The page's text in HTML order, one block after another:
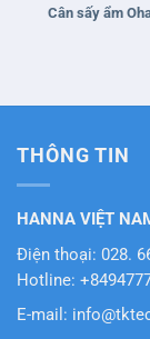
Cân sấy ẩm
THÔNG TIN
HANNA VIỆT
Điện thoại: 028.
Hotline:
E-mail: